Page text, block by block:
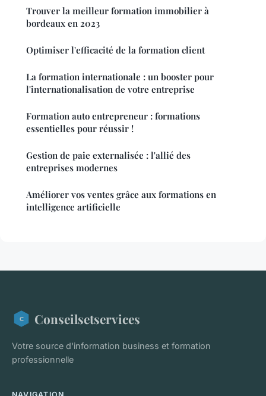
Trouver la meilleur formation immobilier à
bordeaux en 2023
Optimiser l'efficacité de la formation client
La formation internationale : un booster pour
l'internationalisation de votre entreprise
Formation auto entrepreneur : formations
essentielles pour réussir !
Gestion de paie externalisée : l'allié des
entreprises modernes
Améliorer vos ventes grâce aux formations en
intelligence artificielle
Conseilsetservices
Votre source d'information business et formation
professionnelle